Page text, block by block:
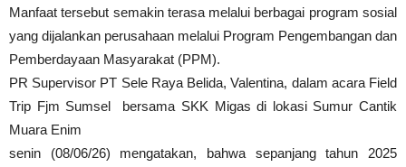
Manfaat tersebut semakin terasa melalui berbagai program sosial
yang dijalankan perusahaan melalui Program Pengembangan dan
Pemberdayaan Masyarakat (PPM).
PR Supervisor PT Sele Raya Belida, Valentina, dalam acara Field
Trip Fjm Sumsel bersama SKK Migas di lokasi Sumur Cantik
Muara Enim
senin (08/06/26) mengatakan, bahwa sepanjang tahun 2025